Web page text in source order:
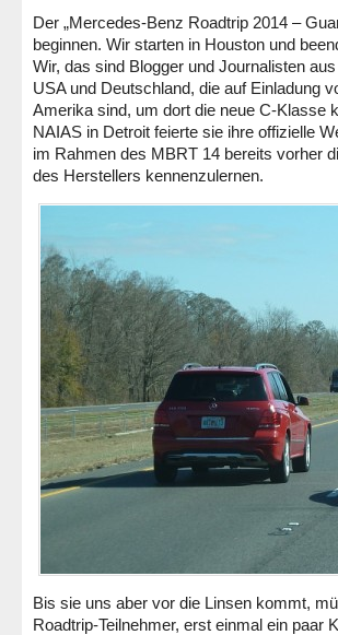
Der „Mercedes-Benz Roadtrip 2014 –
beginnen. Wir starten in Houston und
Wir, das sind Blogger und Journalisten
USA und Deutschland, die auf Einladung
Amerika sind, um dort die neue C-Klasse
NAIAS in Detroit feierte sie ihre offizielle
im Rahmen des MBRT 14 bereits vorher
des Herstellers kennenzulernen.
Bis sie uns aber vor die Linsen kommt,
Roadtrip-Teilnehmer, erst einmal ein paar